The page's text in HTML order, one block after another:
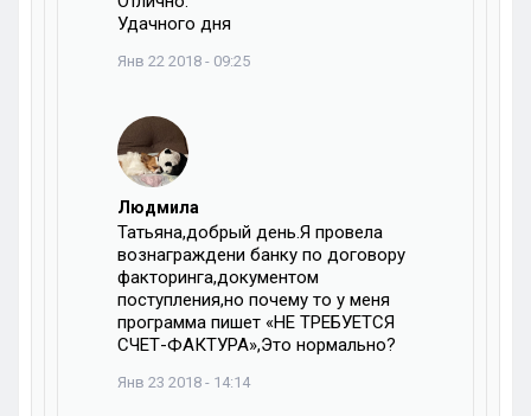
Удачного дня
Янв 22 2018 - 09:25
Людмила
Татьяна,добрый день.Я провела
вознаграждени банку по договору
факторинга,документом
поступления,но почему то у меня
программа пишет «НЕ ТРЕБУЕТСЯ
СЧЕТ-ФАКТУРА»,Это нормально?
Янв 23 2018 - 14:14